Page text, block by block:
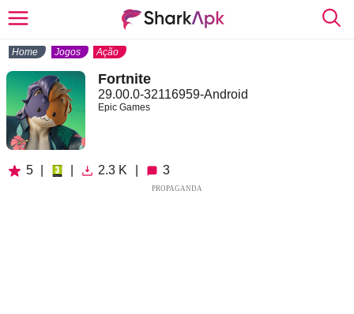
Home Jogos Ação
Fortnite
29.00.0-32116959-Android
Epic Games
5 2.3 K 3
PROPAGANDA